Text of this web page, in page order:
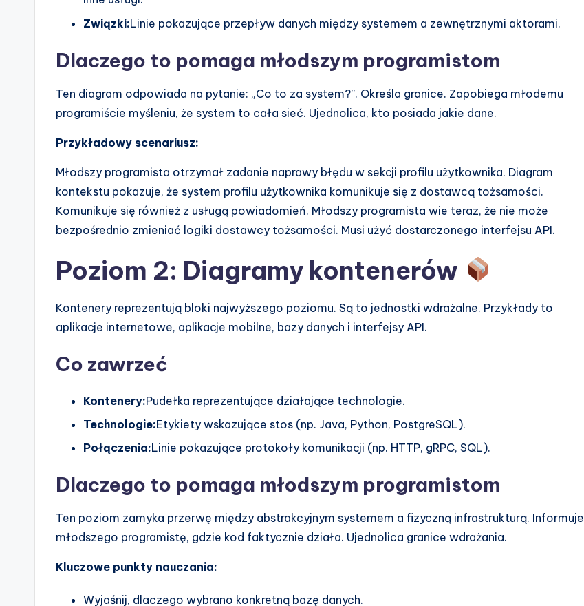
Związki:Linie pokazujące przepływ danych między systemem a zewnętrznymi aktorami.
Dlaczego to pomaga młodszym programistom
Ten diagram odpowiada na pytanie: „Co to za system?”. Określa granice. Zapobiega młodemu
programiście myśleniu, że system to cała sieć. Ujednolica, kto posiada jakie dane.
Przykładowy scenariusz:
Młodszy programista otrzymał zadanie naprawy błędu w sekcji profilu użytkownika. Diagram
kontekstu pokazuje, że system profilu użytkownika komunikuje się z dostawcą tożsamości.
Komunikuje się również z usługą powiadomień. Młodszy programista wie teraz, że nie może
bezpośrednio zmieniać logiki dostawcy tożsamości. Musi użyć dostarczonego interfejsu API.
Poziom 2: Diagramy kontenerów
Kontenery reprezentują bloki najwyższego poziomu. Są to jednostki wdrażalne. Przykłady to
aplikacje internetowe, aplikacje mobilne, bazy danych i interfejsy API.
Co zawrzeć
Kontenery:Pudełka reprezentujące działające technologie.
Technologie:Etykiety wskazujące stos (np. Java, Python, PostgreSQL).
Połączenia:Linie pokazujące protokoły komunikacji (np. HTTP, gRPC, SQL).
Dlaczego to pomaga młodszym programistom
Ten poziom zamyka przerwę między abstrakcyjnym systemem a fizyczną infrastrukturą. Informuje
młodszego programistę, gdzie kod faktycznie działa. Ujednolica granice wdrażania.
Kluczowe punkty nauczania:
Wyjaśnij, dlaczego wybrano konkretną bazę danych.